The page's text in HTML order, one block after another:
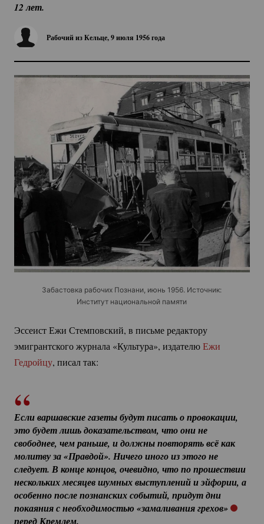
Рабочий из Кельце, 9 июля 1956 года
12 лет.
Забастовка рабочих Познани, июнь 1956. Источник:
Институт национальной памяти
Эссеист Ежи Стемповский, в письме редактору
эмигрантского журнала «Культура», издателюЕжи
Гедройцу, писал так:
Если варшавские газеты будут писать о провокации,
это будет лишь доказательством, что они не
свободнее, чем раньше, и должны повторять всё как
молитву за «Правдой». Ничего иного из этого не
следует. В конце концов, очевидно, что по прошествии
нескольких месяцев шумных выступлений и эйфории, а
особенно после познанских событий, придут дни
покаяния с необходимостью «замаливания грехов»
перед Кремлем.